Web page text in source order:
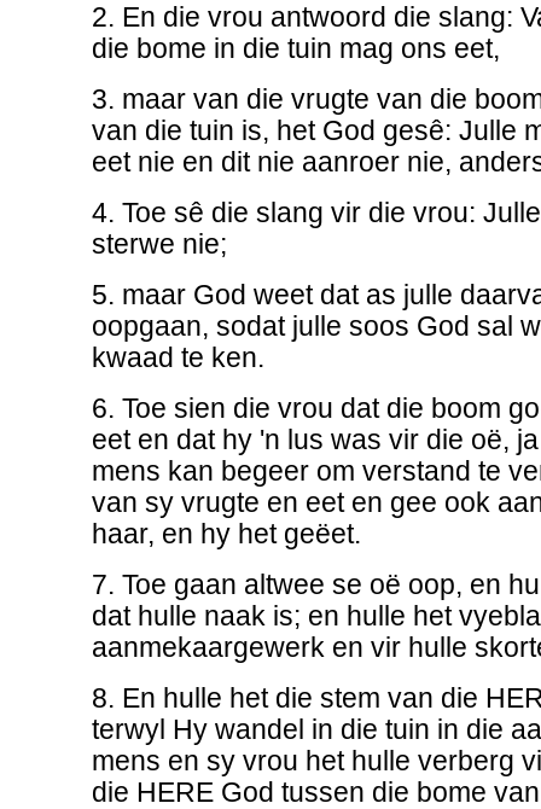
2. En die vrou antwoord die slang:
die bome in die tuin mag ons eet,
3. maar van die vrugte van die
van die tuin is, het God gesê: Julle
eet nie en dit nie aanroer nie,
4. Toe sê die slang vir die vrou:
sterwe nie;
5. maar God weet dat as julle
oopgaan, sodat julle soos God sal
kwaad te ken.
6. Toe sien die vrou dat die boom
eet en dat hy 'n lus was vir die oë,
mens kan begeer om verstand te
van sy vrugte en eet en gee ook
haar, en hy het geëet.
7. Toe gaan altwee se oë oop, en
dat hulle naak is; en hulle het
aanmekaargewerk en vir hulle
8. En hulle het die stem van die
terwyl Hy wandel in die tuin in die
mens en sy vrou het hulle verberg
die HERE God tussen die bome